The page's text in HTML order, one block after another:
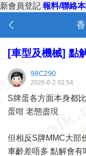
新會員登記 報料/聯絡
[車型及機械] 點
98C290
2026-6-2 02:54
S牌蛋各方面本身都
蛋咁 老態盡現
但相反S牌MMC大部
車齡差唔多 點解會有